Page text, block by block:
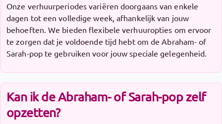
Onze verhuurperiodes variëren doorgaans van enkele
dagen tot een volledige week, afhankelijk van jouw
behoeften. We bieden flexibele verhuuropties om ervoor
te zorgen dat je voldoende tijd hebt om de Abraham- of
Sarah-pop te gebruiken voor jouw speciale gelegenheid.
Kan ik de Abraham- of Sarah-pop zelf
opzetten?